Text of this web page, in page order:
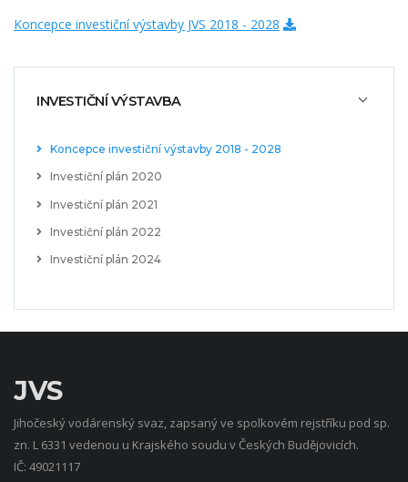
INVESTIČNÍ VÝSTAVBA
Koncepce investiční výstavby 2018 - 2028
Investiční plán 2020
Investiční plán 2021
Investiční plán 2022
Investiční plán 2024
Koncepce investiční výstavby JVS 2018 - 2028
JVS
Jihočeský vodárenský svaz, zapsaný ve spolkovém rejstříku pod sp.
zn. L 6331 vedenou u Krajského soudu v Českých Budějovicích.
IČ: 49021117